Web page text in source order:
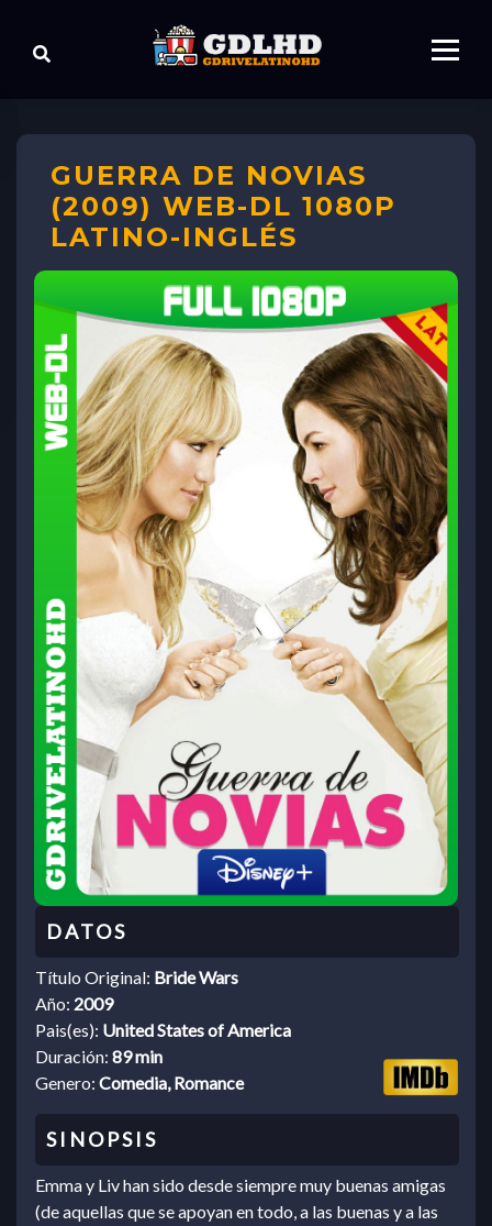
GUERRA DE NOVIAS
(2009) WEB-DL 1080P
LATINO-INGLÉS
Título Original: Bride Wars
Año: 2009
Pais(es): United States of America
Duración: 89 min
Genero: Comedia, Romance
Emma y Liv han sido desde siempre muy buenas amigas
(de aquellas que se apoyan en todo, a las buenas y a las